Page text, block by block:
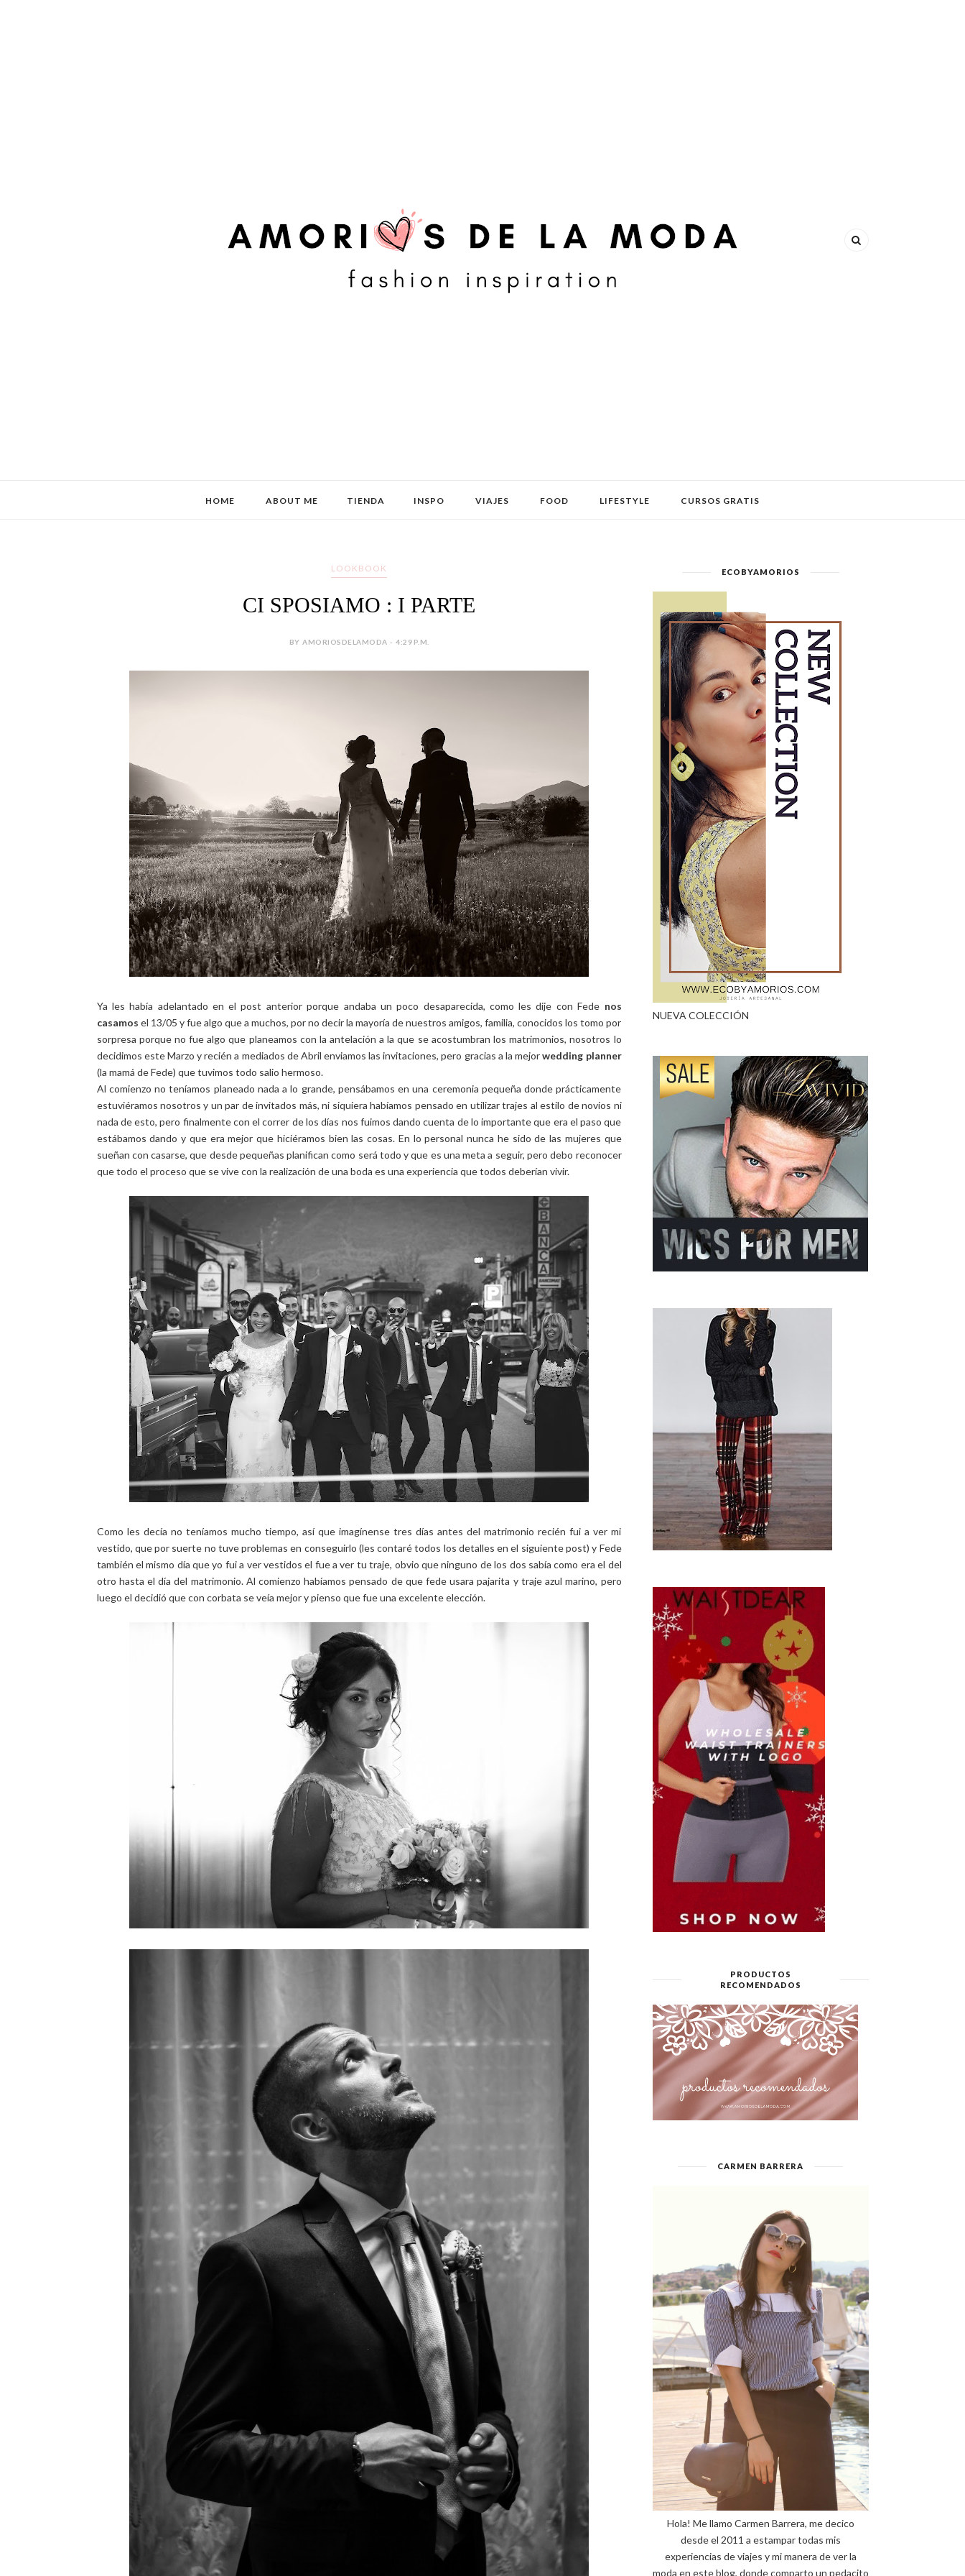
HOME ABOUT ME TIENDA INSPO VIAJES FOOD LIFESTYLE CURSOS GRATIS
LOOKBOOK
CI SPOSIAMO : I PARTE
BY AMORIOSDELAMODA - 4:29 P.M.
Ya les había adelantado en el post anterior porque andaba un poco desaparecida, como les dije con Fede nos
casamos el 13/05 y fue algo que a muchos, por no decir la mayoría de nuestros amigos, familia, conocidos los tomo por
sorpresa porque no fue algo que planeamos con la antelación a la que se acostumbran los matrimonios, nosotros lo
decidimos este Marzo y recién a mediados de Abril enviamos las invitaciones, pero gracias a la mejorwedding planner
(la mamá de Fede) que tuvimos todo salio hermoso.
Al comienzo no teníamos planeado nada a lo grande, pensábamos en una ceremonia pequeña donde prácticamente
estuviéramos nosotros y un par de invitados más, ni siquiera habíamos pensado en utilizar trajes al estilo de novios ni
nada de esto, pero finalmente con el correr de los días nos fuimos dando cuenta de lo importante que era el paso que
estábamos dando y que era mejor que hiciéramos bien las cosas. En lo personal nunca he sido de las mujeres que
sueñan con casarse, que desde pequeñas planifican como será todo y que es una meta a seguir, pero debo reconocer
que todo el proceso que se vive con la realización de una boda es una experiencia que todos deberían vivir.
Como les decía no teníamos mucho tiempo, así que imagínense tres días antes del matrimonio recién fui a ver mi
vestido, que por suerte no tuve problemas en conseguirlo (les contaré todos los detalles en el siguiente post) y Fede
también el mismo día que yo fui a ver vestidos el fue a ver tu traje, obvio que ninguno de los dos sabía como era el del
otro hasta el día del matrimonio. Al comienzo habíamos pensado de que fede usara pajarita y traje azul marino, pero
luego el decidió que con corbata se veía mejor y pienso que fue una excelente elección.
ECOBYAMORIOS
NUEVA COLECCIÓN
PRODUCTOS
RECOMENDADOS
CARMEN BARRERA
Hola! Me llamo Carmen Barrera, me decico
desde el 2011 a estampar todas mis
experiencias de viajes y mi manera de ver la
moda en este blog, donde comparto un pedacito